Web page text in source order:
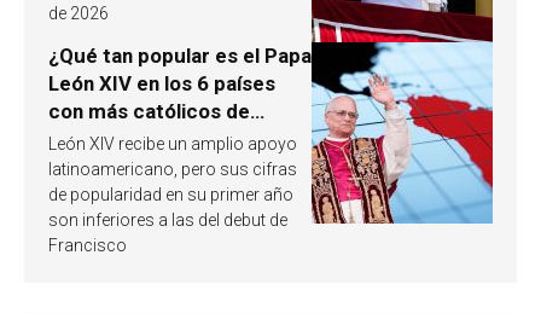
de 2026
¿Qué tan popular es el Papa
León XIV en los 6 países
con más católicos de
América Latina en 2026?
Publican resultados de
investigación
León XIV recibe un amplio apoyo
latinoamericano, pero sus cifras
de popularidad en su primer año
son inferiores a las del debut de
Francisco